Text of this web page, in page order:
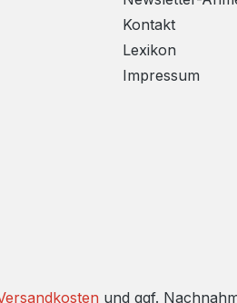
Kontakt
Lexikon
Impressum
und ggf.